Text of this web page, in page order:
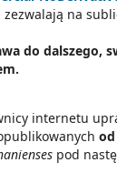
zezwalają na
do dalszego,
internetu
od
pod